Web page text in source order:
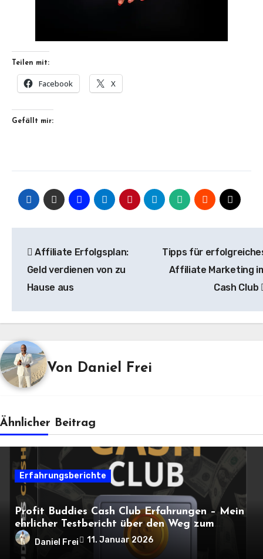
Teilen mit:
Facebook X
Gefällt mir:
Affiliate Erfolgsplan:
Geld verdienen von zu
Hause aus
Tipps für
Affiliate Marketing
Cash Club
Von Daniel Frei
Ähnlicher Beitrag
Erfahrungsberichte
Profit Buddies Cash Club Erfahrungen – Mein
ehrlicher Testbericht über den Weg zum
Online-Einkommen
Daniel Frei 11. Januar 2026